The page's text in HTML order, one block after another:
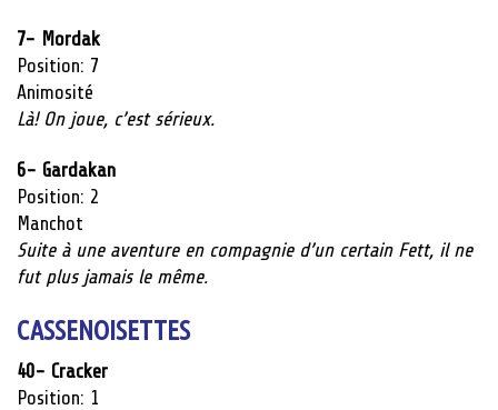
7- Mordak
Position: 7
Animosité
Là! On joue, c’estsérieux.
6- Gardakan
Position: 2
Manchot
Suite à une aventure en compagnie d’un certain Fett, il ne
fut plus jamais le même.
CASSENOISETTES
40- Cracker
Position: 1